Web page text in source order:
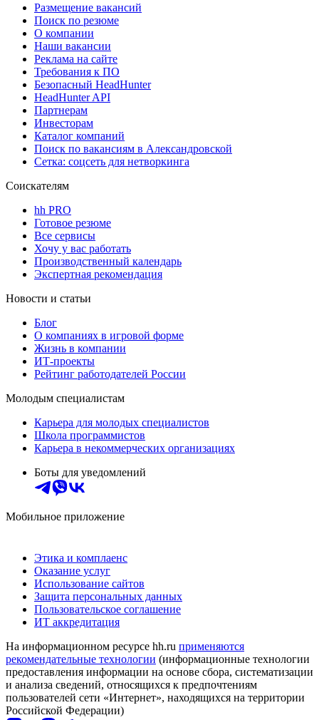
Размещение вакансий
Поиск по резюме
О компании
Наши вакансии
Реклама на сайте
Требования к ПО
Безопасный HeadHunter
HeadHunter API
Партнерам
Инвесторам
Каталог компаний
Поиск по вакансиям в Александровской
Сетка: соцсеть для нетворкинга
Соискателям
hh PRO
Готовое резюме
Все сервисы
Хочу у вас работать
Производственный календарь
Экспертная рекомендация
Новости и статьи
Блог
О компаниях в игровой форме
Жизнь в компании
ИТ-проекты
Рейтинг работодателей России
Молодым специалистам
Карьера для молодых специалистов
Школа программистов
Карьера в некоммерческих организациях
Боты для уведомлений
Мобильное приложение
Этика и комплаенс
Оказание услуг
Использование сайтов
Защита персональных данных
Пользовательское соглашение
ИТ аккредитация
На информационном ресурсе hh.ru применяются
рекомендательные технологии (информационные технологии
предоставления информации на основе сбора, систематизации
и анализа сведений, относящихся к предпочтениям
пользователей сети «Интернет», находящихся на территории
Российской Федерации)